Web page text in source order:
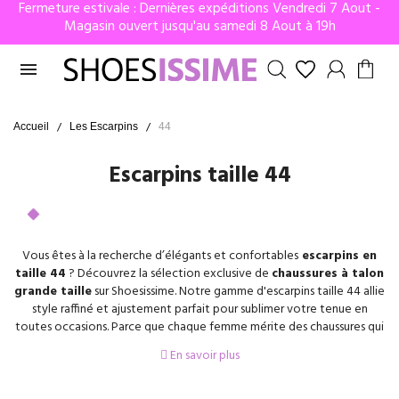
Fermeture estivale : Dernières expéditions Vendredi 7 Aout -
Magasin ouvert jusqu'au samedi 8 Aout à 19h

Accueil Les Escarpins 44
Escarpins taille 44
Vous êtes à la recherche d’élégants et confortables escarpins en
taille 44 ? Découvrez la sélection exclusive de chaussures à talon
grande taillesur Shoesissime. Notre gamme d'escarpins taille 44 allie
style raffiné et ajustement parfait pour sublimer votre tenue en
toutes occasions. Parce que chaque femme mérite des chaussures qui
allient élégance, confort et ajustement parfait, notre gamme de
chaussures à talon en grande pointure
En savoir plus